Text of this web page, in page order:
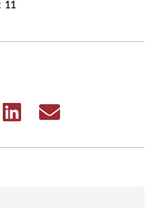
11
Share
Share